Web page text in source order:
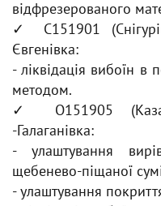
відфрезерованого
✓ С151901
Євгенівка:
- ліквідація вибоїн в
методом.
✓ О151905
-Галаганівка:
- улаштування
щебенево-піщаної
- улаштування